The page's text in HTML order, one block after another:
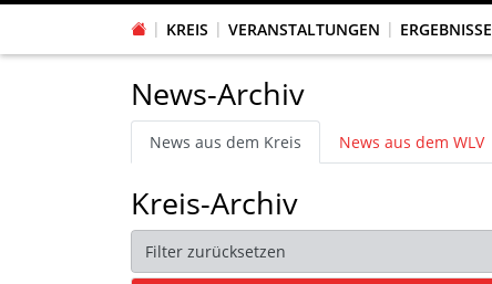
KREIS VERANSTALTUNGEN ERGEBNISSE
News-Archiv
News aus dem Kreis News aus dem WLV
Kreis-Archiv
Filter zurücksetzen